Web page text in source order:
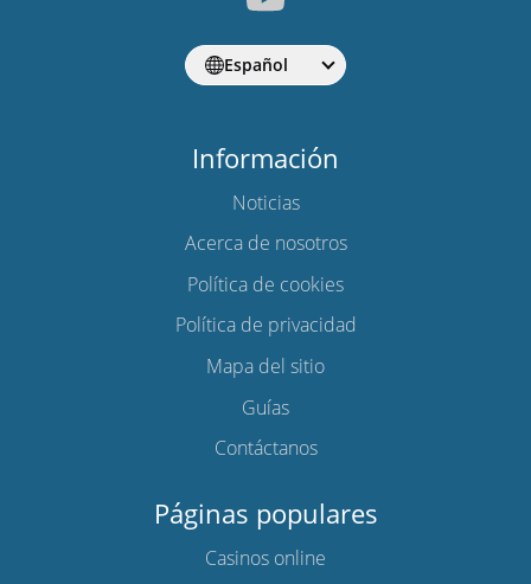
Español
Información
Noticias
Acerca de nosotros
Política de cookies
Política de privacidad
Mapa del sitio
Guías
Contáctanos
Páginas populares
Casinos online